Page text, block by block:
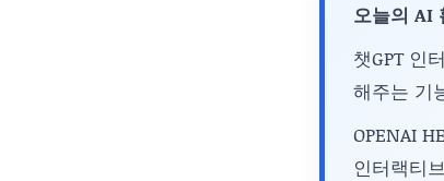
오늘의 AI
챗GPT 인
해주는 기
OPENAI
인터랙티